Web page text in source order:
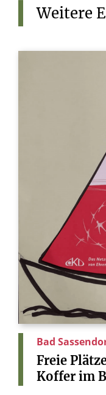
Weitere
Bad
Freie
Koffer im